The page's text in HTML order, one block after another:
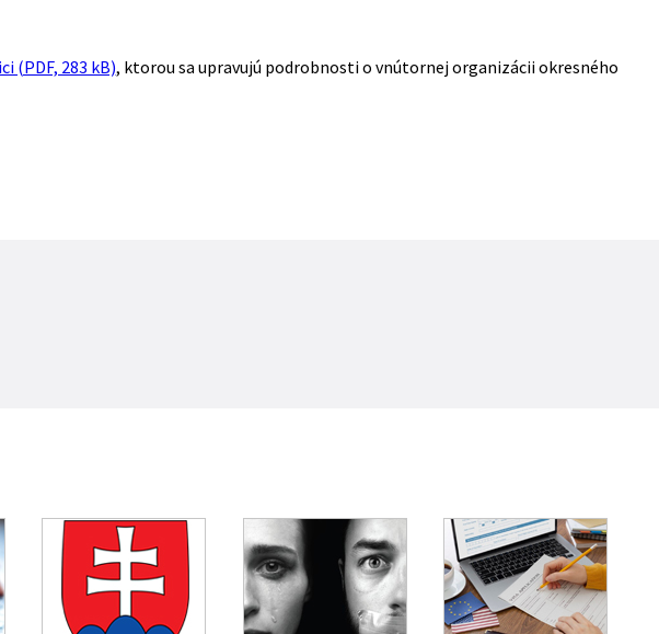
(PDF, 283 kB), ktorou sa upravujú podrobnosti o vnútornej organizácii okresného